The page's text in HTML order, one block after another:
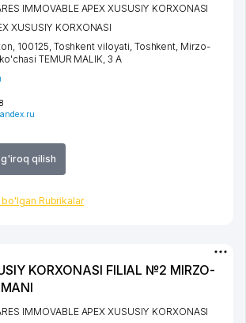
qilish
Rubrikalar
IMMOVABLE APEX XUSUSIY KORXONASI
XUSUSIY KORXONASI
100125, Toshkent viloyati, Toshkent, Mirzo-
ko'chasi TEMUR MALIK, 3 А
KORXONASI FILIAL №2 MIRZO-
IMMOVABLE APEX XUSUSIY KORXONASI